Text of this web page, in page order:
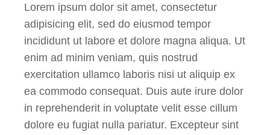
Lorem ipsum dolor sit amet, consectetur
adipisicing elit, sed do eiusmod tempor
incididunt ut labore et dolore magna aliqua. Ut
enim ad minim veniam, quis nostrud
exercitation ullamco laboris nisi ut aliquip ex
ea commodo consequat. Duis aute irure dolor
in reprehenderit in voluptate velit esse cillum
dolore eu fugiat nulla pariatur. Excepteur sint